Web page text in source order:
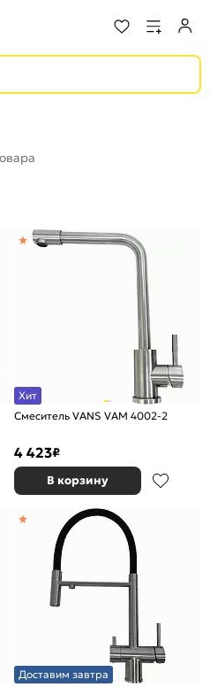
Хит
Смеситель VANS VAM 4002-2
4 423₽
В корзину
Доставим завтра